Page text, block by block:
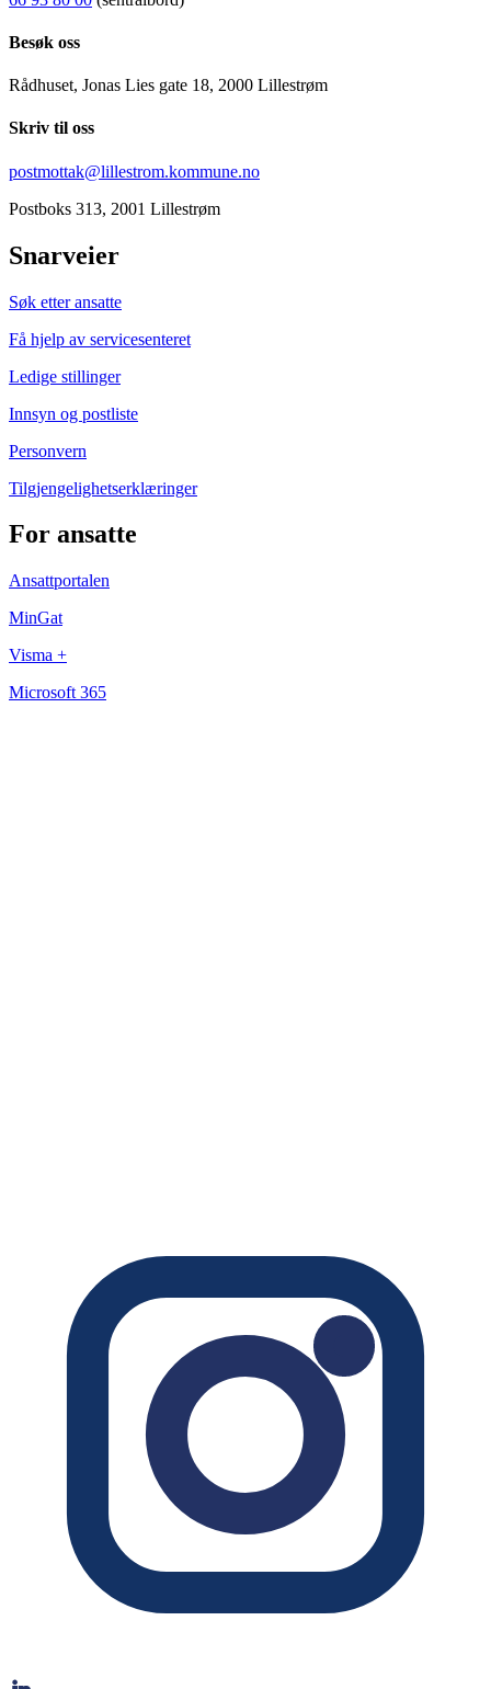
Besøk oss
Rådhuset, Jonas Lies gate 18, 2000 Lillestrøm
Skriv til oss
postmottak@lillestrom.kommune.no
Postboks 313, 2001 Lillestrøm
Snarveier
Søk etter ansatte
Få hjelp av servicesenteret
Ledige stillinger
Innsyn og postliste
Personvern
Tilgjengelighetserklæringer
For ansatte
Ansattportalen
MinGat
Visma +
Microsoft 365